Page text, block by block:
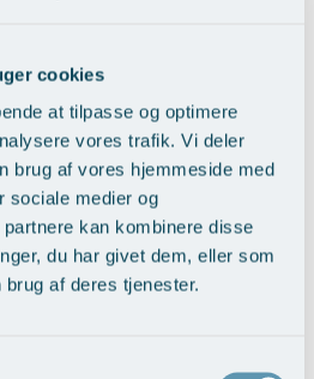
cookies
at tilpasse og optimere
vores trafik. Vi deler
brug af vores hjemmeside med
sociale medier og
kan kombinere disse
du har givet dem, eller som
af deres tjenester.
med protese
>